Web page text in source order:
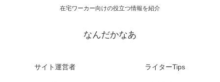
在宅ワーカー向けの役立つ情報を紹介
なんだかなあ
サイト運営者 ライターTips